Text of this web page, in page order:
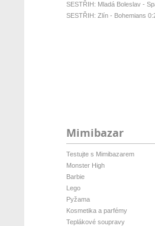
SESTŘIH: Mladá Boleslav -
SESTŘIH: Zlín - Bohemians
Mimibazar
Testujte s Mimibazarem
Monster High
Barbie
Lego
Pyžama
Kosmetika a parfémy
Teplákové soupravy